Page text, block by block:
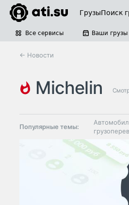
ГрузыПоиск
Все сервисы Ваши грузы
← Новости
michelin
Популярные темы:
Таможня и